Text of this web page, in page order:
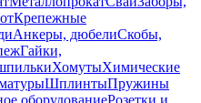
Крепежные
Анкеры, дюбелиСкобы,
Гайки,
ХомутыХимические
ШплинтыПружины
оборудованиеРозетки и